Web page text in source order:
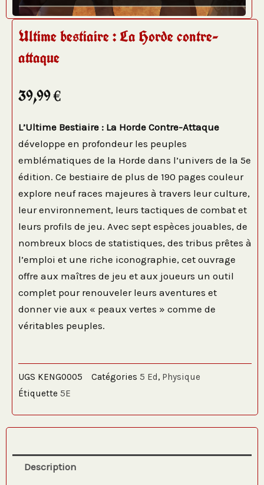
Ultime bestiaire : La Horde contre-
attaque
39,99€
L’Ultime Bestiaire : La Horde Contre-Attaque
développe en profondeur les peuples
emblématiques de la Horde dans l’univers de la 5e
édition. Ce bestiaire de plus de 190 pages couleur
explore neuf races majeures à travers leur culture,
leur environnement, leurs tactiques de combat et
leurs profils de jeu. Avec sept espèces jouables, de
nombreux blocs de statistiques, des tribus prêtes à
l’emploi et une riche iconographie, cet ouvrage
offre aux maîtres de jeu et aux joueurs un outil
complet pour renouveler leurs aventures et
donner vie aux « peaux vertes » comme de
véritables peuples.
UGS KENG0005 Catégories 5 Ed, Physique
Étiquette 5E
Description